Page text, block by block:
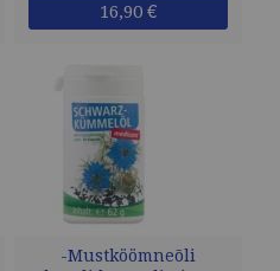
16,90 €
-Mustköömneõli